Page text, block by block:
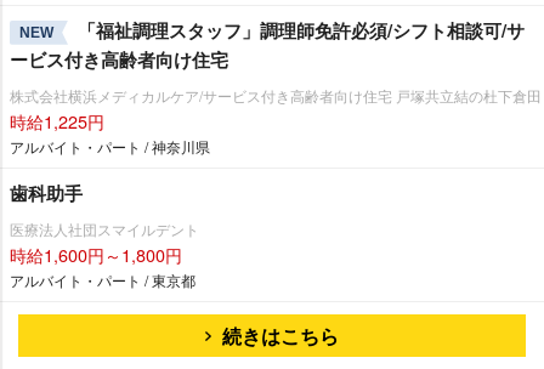
NEW
「福祉調理スタッフ」調理師免許必須/シフト相談可/サ
ービス付き高齢者向け住宅
株式会社横浜メディカルケア/サービス付き高齢者向け住宅 戸塚共立結の杜下倉田
時給1,225円
アルバイト・パート / 神奈川県
歯科助手
医療法人社団スマイルデント
時給1,600円～1,800円
アルバイト・パート / 東京都
続きはこちら